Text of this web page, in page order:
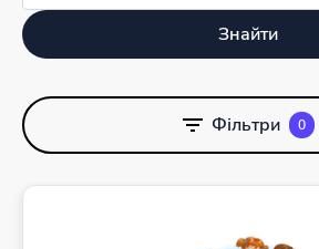
Знайти
Фільтри 0